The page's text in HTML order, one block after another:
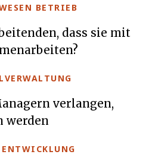
BETRIEB
dass sie mit
verlangen,
werden